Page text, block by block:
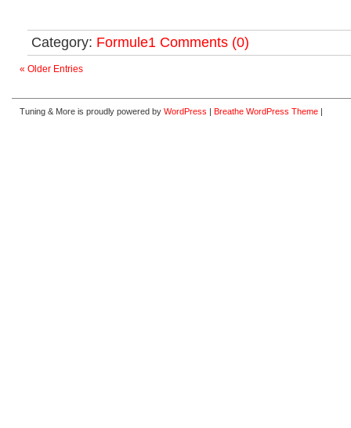
Category: Formule1 Comments (0)
« Older Entries
Tuning & More is proudly powered by WordPress | Breathe WordPress Theme |